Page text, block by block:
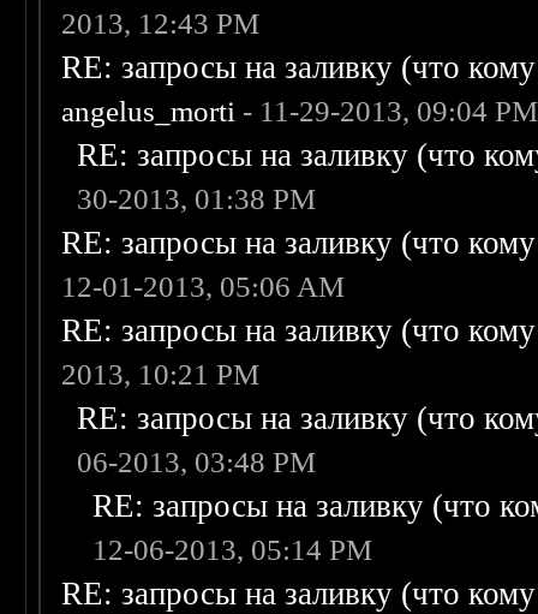
2013, 12:43 PM
RE: запросы на заливку (что
angelus_morti - 11-29-2013, 09:04 PM
RE: запросы на заливку (что
30-2013, 01:38 PM
RE: запросы на заливку (что
12-01-2013, 05:06 AM
RE: запросы на заливку (что
2013, 10:21 PM
RE: запросы на заливку (что
06-2013, 03:48 PM
RE: запросы на заливку (что
12-06-2013, 05:14 PM
RE: запросы на заливку (что